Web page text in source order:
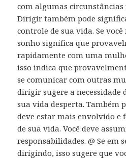
com algumas
Dirigir também pode
controle de sua vida. Se
sonho significa que
rapidamente com uma
isso indica que
se comunicar com outras
dirigir sugere a necessidade
sua vida desperta. Também
deve estar mais envolvido e
de sua vida. Você deve
responsabilidades. @ Se em
dirigindo, isso sugere que